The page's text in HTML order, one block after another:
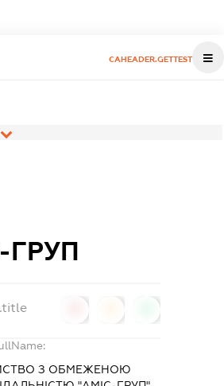
CAHEADER.GETTEST
ГРУП
З ОБМЕЖЕНОЮ